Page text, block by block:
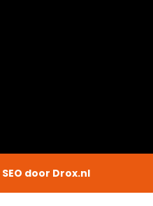
door Drox.nl